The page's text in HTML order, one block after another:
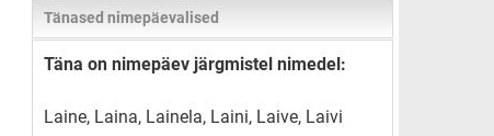
Tänased nimepäevalised
Täna on nimepäev järgmistel nimedel:
Laine, Laina, Lainela, Laini, Laive, Laivi